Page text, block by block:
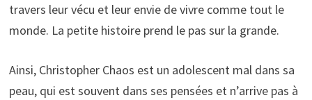
travers leur vécu et leur envie de vivre comme tout le
monde. La petite histoire prend le pas sur la grande.
Ainsi, Christopher Chaos est un adolescent mal dans sa
peau, qui est souvent dans ses pensées et n’arrive pas à